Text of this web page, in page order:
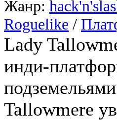
Жанр:
Roguelike /
Lady
инди-
Tallowmere